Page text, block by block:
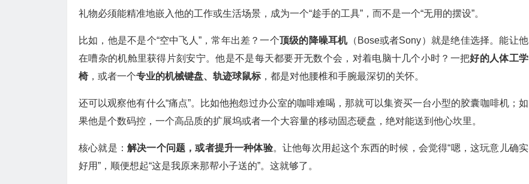
礼物必须能精准地嵌入他的工作或生活场景，成为一个“趁手的工具”，而不是一个“无用的摆设”。
比如，他是不是个“空中飞人”，常年出差？一个顶级的降噪耳机（Bose或者Sony）就是绝佳选择。能让他
在嘈杂的机舱里获得片刻安宁。他是不是每天都要开无数个会，对着电脑十几个小时？一把好的人体工学
椅，或者一个专业的机械键盘、轨迹球鼠标，都是对他腰椎和手腕最深切的关怀。
还可以观察他有什么“痛点”。比如他抱怨过办公室的咖啡难喝，那就可以集资买一台小型的胶囊咖啡机；如
果他是个数码控，一个高品质的扩展坞或者一个大容量的移动固态硬盘，绝对能送到他心坎里。
核心就是： 解决一个问题，或者提升一种体验。让他每次用起这个东西的时候，会觉得“嗯，这玩意儿确实
好用”，顺便想起“这是我原来那帮小子送的”。这就够了。